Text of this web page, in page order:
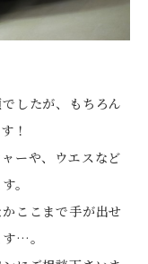
したが、もちろん
！
ーや、ウエスなど
。
ここまで手が出せ
…。